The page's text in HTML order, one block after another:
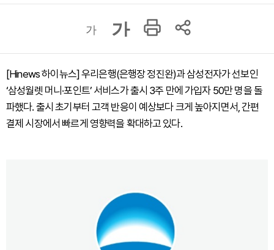
가 가
[Hinews 하이뉴스] 우리은행(은행장 정진완)과 삼성전자가 선보인
‘삼성월렛 머니·포인트’ 서비스가 출시 3주 만에 가입자 50만 명을 돌
파했다. 출시 초기부터 고객 반응이 예상보다 크게 높아지면서, 간편
결제 시장에서 빠르게 영향력을 확대하고 있다.